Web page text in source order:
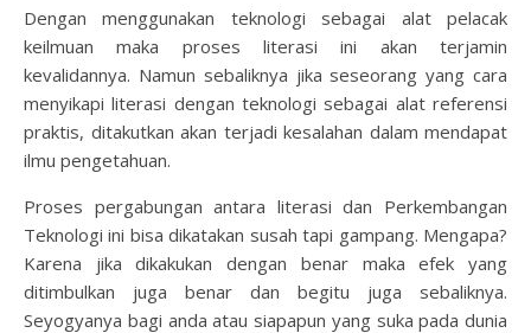
Dengan menggunakan teknologi sebagai alat pelacak
keilmuan maka proses literasi ini akan terjamin
kevalidannya. Namun sebaliknya jika seseorang yang cara
menyikapi literasi dengan teknologi sebagai alat referensi
praktis, ditakutkan akan terjadi kesalahan dalam mendapat
ilmu pengetahuan.
Proses pergabungan antara literasi dan Perkembangan
Teknologi ini bisa dikatakan susah tapi gampang. Mengapa?
Karena jika dikakukan dengan benar maka efek yang
ditimbulkan juga benar dan begitu juga sebaliknya.
Seyogyanya bagi anda atau siapapun yang suka pada dunia